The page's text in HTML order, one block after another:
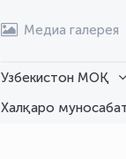
Медиа галерея
Узбекистон МОҚ
Халқаро